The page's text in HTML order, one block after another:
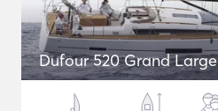
Dufour 520 Grand Large